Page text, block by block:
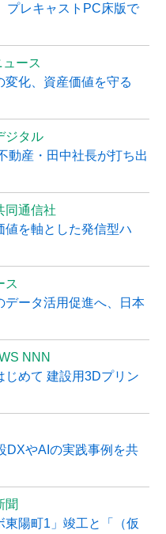
レキャストPC床版で
ース
化、資産価値を守る
ジタル
動産・田中社長が打ち出
同通信社
値を軸とした発信型ハ
ス
データ活用促進へ、日本
NNN
めて 建設用3Dプリン
DXやAIの実践事例を共
聞
東陽町1」竣工と「（仮